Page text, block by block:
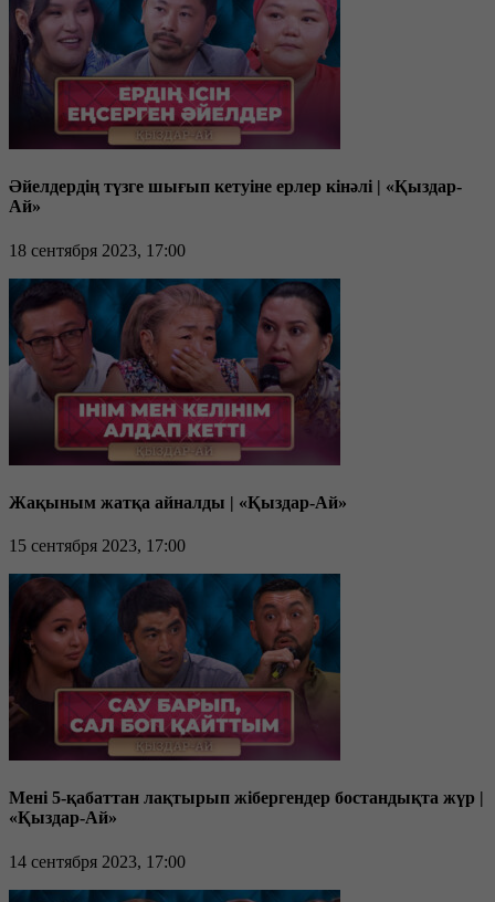
Әйелдердің түзге шығып кетуіне ерлер кінәлі | «Қыздар-
Ай»
18 сентября 2023, 17:00
Жақыным жатқа айналды | «Қыздар-Ай»
15 сентября 2023, 17:00
Мені 5-қабаттан лақтырып жібергендер бостандықта жүр |
«Қыздар-Ай»
14 сентября 2023, 17:00